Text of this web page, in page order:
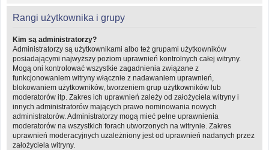
Rangi użytkownika i grupy
Kim są administratorzy?
Administratorzy są użytkownikami albo też grupami użytkowników
posiadającymi najwyższy poziom uprawnień kontrolnych całej witryny.
Mogą oni kontrolować wszystkie zagadnienia związane z
funkcjonowaniem witryny włącznie z nadawaniem uprawnień,
blokowaniem użytkowników, tworzeniem grup użytkowników lub
moderatorów itp. Zakres ich uprawnień zależy od założyciela witryny i
innych administratorów mających prawo nominowania nowych
administratorów. Administratorzy mogą mieć pełne uprawnienia
moderatorów na wszystkich forach utworzonych na witrynie. Zakres
uprawnień moderacyjnych uzależniony jest od uprawnień nadanych przez
założyciela witryny.